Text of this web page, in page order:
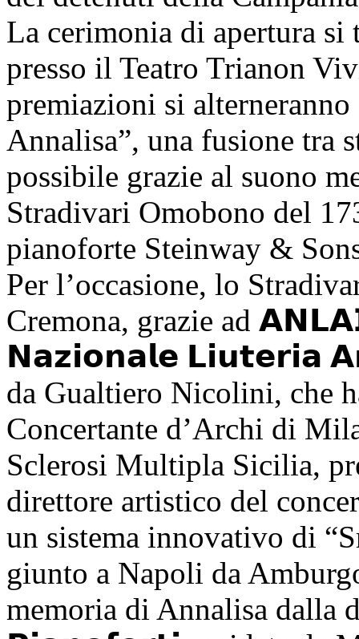
La cerimonia di apertura
presso il Teatro Trianon
premiazioni si
Annalisa”, una fusione tra
possibile grazie al suono
Stradivari Omobono del
pianoforte Steinway &
Per l’occasione, lo
Cremona, grazie ad
𝗡𝗮𝘇𝗶𝗼𝗻𝗮𝗹𝗲 𝗟𝗶𝘂𝘁𝗲𝗿𝗶𝗮
da Gualtiero Nicolini, che
Concertante d’Archi di
Sclerosi Multipla Sicilia,
direttore artistico del
un sistema innovativo di
giunto a Napoli da
memoria di Annalisa